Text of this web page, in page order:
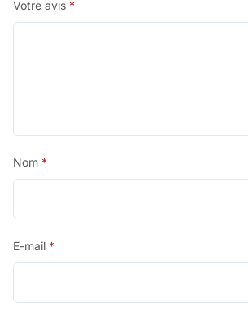
Votre avis *
Nom *
E-mail *